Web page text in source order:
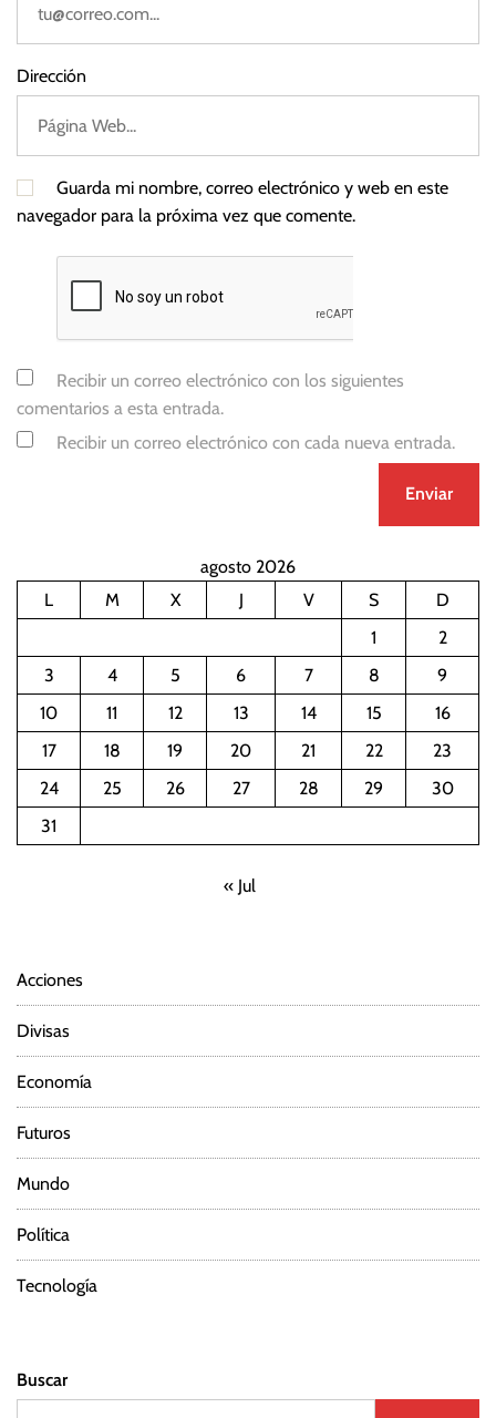
Dirección
Guarda mi nombre, correo electrónico y web en este
navegador para la próxima vez que comente.
Recibir un correo electrónico con los siguientes
comentarios a esta entrada.
Recibir un correo electrónico con cada nueva entrada.
agosto 2026
L
M X J V S
D
1
2
3
4 5 6 7 8
9
10
11 12 13 14 15
16
17
18 19 20 21 22
23
24
25 26 27 28 29
30
31
« Jul
Acciones
Divisas
Economía
Futuros
Mundo
Política
Tecnología
Buscar